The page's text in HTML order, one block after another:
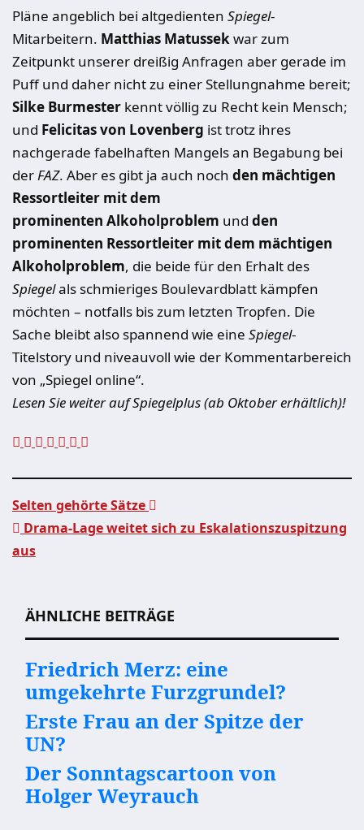
Pläne angeblich bei altgedienten Spiegel-
Mitarbeitern. Matthias Matussekwar zum
Zeitpunkt unserer dreißig Anfragen aber gerade im
Puff und daher nicht zu einer Stellungnahme bereit;
Silke Burmester kennt völlig zu Recht kein Mensch;
und Felicitas von Lovenberg ist trotz ihres
nachgerade fabelhaften Mangels an Begabung bei
derFAZ. Aber es gibt ja auch noch den mächtigen
Ressortleiter mit dem
prominenten Alkoholproblem und den
prominenten Ressortleiter mit dem mächtigen
Alkoholproblem, die beide für den Erhalt des
Spiegelals schmieriges Boulevardblatt kämpfen
möchten – notfalls bis zum letzten Tropfen. Die
Sache bleibt also spannend wie eine Spiegel-
Titelstory und niveauvoll wie der Kommentarbereich
von „Spiegel online“.
Lesen Sie weiter auf Spiegelplus (ab Oktober erhältlich)!
Beitragsnavigation
Selten gehörte Sätze
Drama-Lage weitet sich zu Eskalationszuspitzung
aus
ÄHNLICHE BEITRÄGE
Friedrich Merz: eine
umgekehrte Furzgrundel?
Erste Frau an der Spitze der
UN?
Der Sonntagscartoon von
Holger Weyrauch